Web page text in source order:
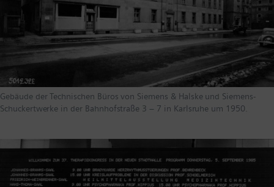
Gebäude der Technischen Büros von Siemens & Halske und Siemens-
Schuckertwerke in der Bahnhofstraße 3 – 7 in Karlsruhe um 1950.